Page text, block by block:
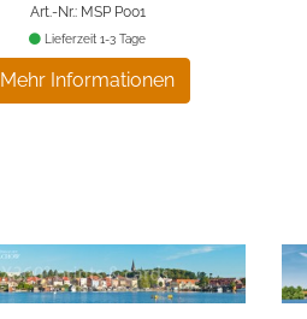
Art.-Nr.: MSP P001
Mehr Informationen
Lieferzeit 1-3 Tage